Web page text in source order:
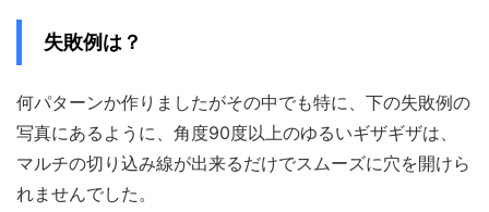
失敗例は？
何パターンか作りましたがその中でも特に、下の失敗例の
写真にあるように、角度90度以上のゆるいギザギザは、
マルチの切り込み線が出来るだけでスムーズに穴を開けら
れませんでした。